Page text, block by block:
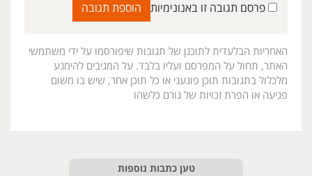
פרסם תגובה זו באנונימיות
האחריות הבלעדית לתוכנן של תגובות שיפורסמו על ידי משתמשי
האתר, תחול על המפרסם ועליו בלבד. על המגיבים להימנע
מלכלול בתגובות תוכן פוגעני או כל תוכן אחר, שיש בו משום
פגיעה או הפרת זכויות של גורם כלשהו
טען כתבות נוספות